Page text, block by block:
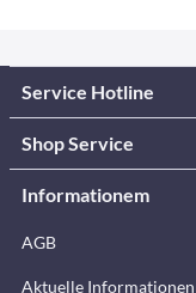
Service Hotline
Shop Service
Informationem
AGB
Aktuelle